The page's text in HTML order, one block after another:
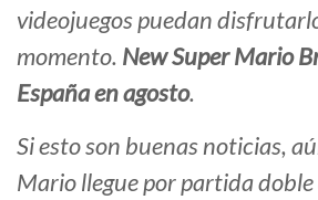
videojuegos puedan
momento. New Super Mario
España en agosto.
Si esto son buenas noticias,
Mario llegue por partida